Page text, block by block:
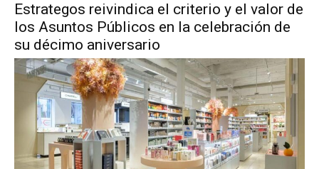
Estrategos reivindica el criterio y el valor de
los Asuntos Públicos en la celebración de
su décimo aniversario